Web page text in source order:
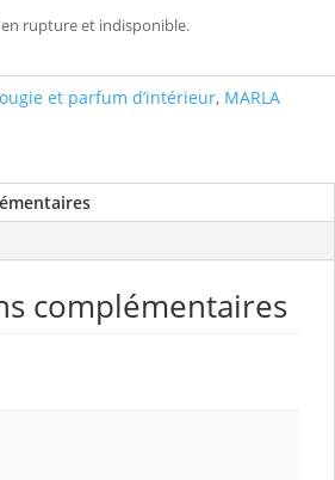
rupture et indisponible.
et parfum d’intérieur, MARLA
complémentaires